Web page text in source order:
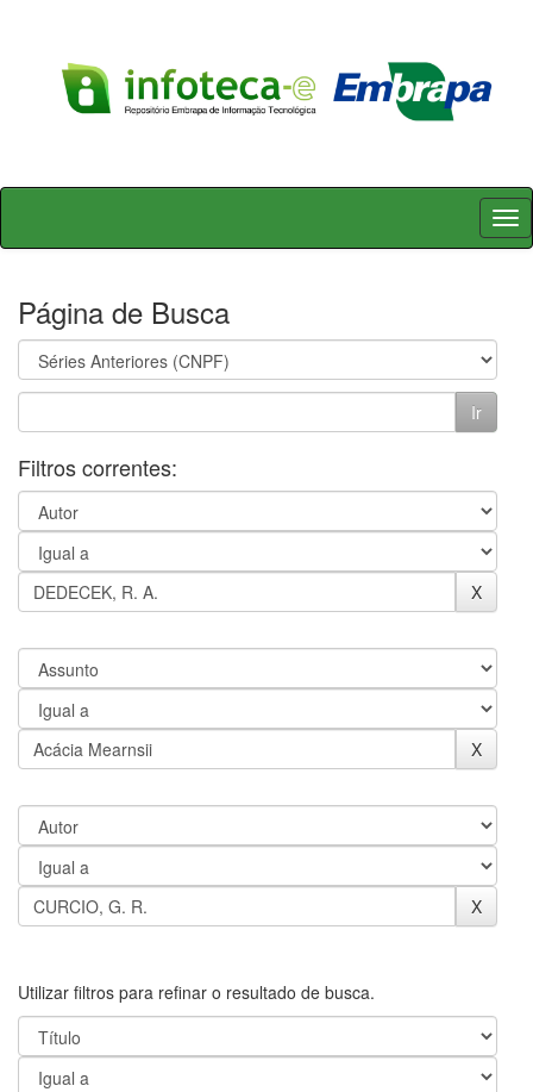
Skip
Página de Busca
Filtros correntes:
Utilizar filtros para refinar o resultado de busca.